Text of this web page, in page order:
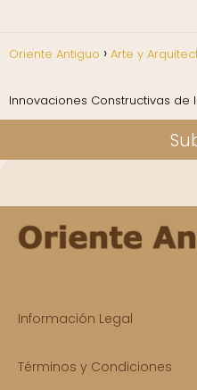
Oriente Antiguo Arte y
Innovaciones Constructivas de
Información Legal
Términos y Condiciones